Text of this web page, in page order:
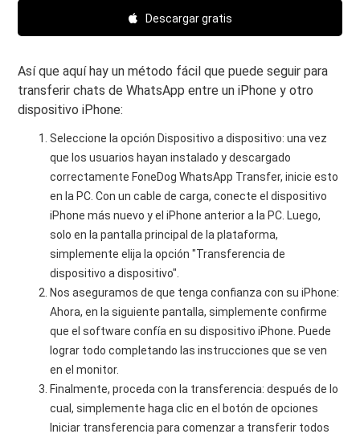
Descargar gratis
Así que aquí hay un método fácil que puede seguir para
transferir chats de WhatsApp entre un iPhone y otro
dispositivo iPhone:
Seleccione la opción Dispositivo a dispositivo: una vez
que los usuarios hayan instalado y descargado
correctamente FoneDog WhatsApp Transfer, inicie esto
en la PC. Con un cable de carga, conecte el dispositivo
iPhone más nuevo y el iPhone anterior a la PC. Luego,
solo en la pantalla principal de la plataforma,
simplemente elija la opción "Transferencia de
dispositivo a dispositivo".
Nos aseguramos de que tenga confianza con su iPhone:
Ahora, en la siguiente pantalla, simplemente confirme
que el software confía en su dispositivo iPhone. Puede
lograr todo completando las instrucciones que se ven
en el monitor.
Finalmente, proceda con la transferencia: después de lo
cual, simplemente haga clic en el botón de opciones
Iniciar transferencia para comenzar a transferir todos